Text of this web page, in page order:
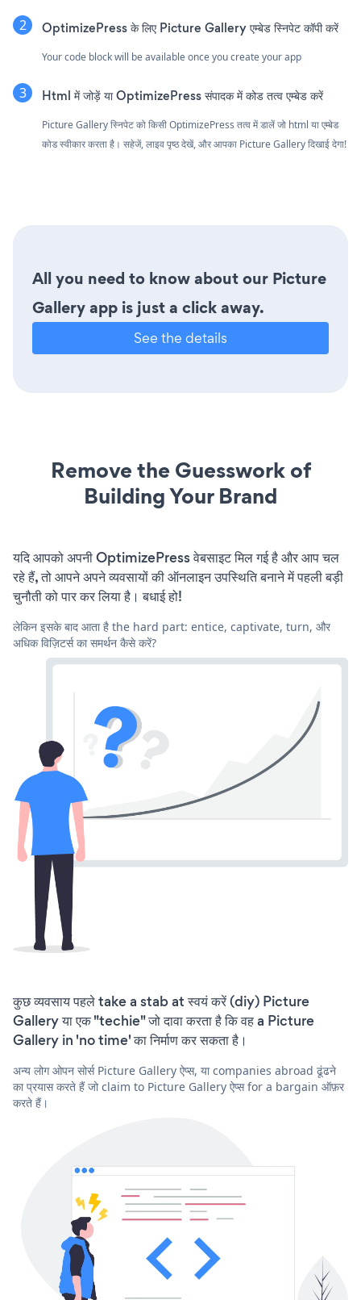
OptimizePress के लिए Picture Gallery एम्बेड स्निपेट कॉपी करें
Your code block will be available once you create your app
Html में जोड़ें या OptimizePress संपादक में कोड तत्व एम्बेड करें
Picture Gallery स्निपेट को किसी OptimizePress तत्व में डालें जो html या एम्बेड
कोड स्वीकार करता है। सहेजें, लाइव पृष्ठ देखें, और आपका Picture Gallery दिखाई देगा!
All you need to know about our Picture
Gallery app is just a click away.
See the details
Remove the Guesswork of
Building Your Brand
यदि आपको अपनी OptimizePress वेबसाइट मिल गई है और आप चल
रहे हैं, तो आपने अपने व्यवसायों की ऑनलाइन उपस्थिति बनाने में पहली बड़ी
चुनौती को पार कर लिया है। बधाई हो!
लेकिन इसके बाद आता है the hard part: entice, captivate, turn, और
अधिक विज़िटर्स का समर्थन कैसे करें?
कुछ व्यवसाय पहले take a stab at स्वयं करें (diy) Picture
Gallery या एक "techie" जो दावा करता है कि वह a Picture
Gallery in 'no time' का निर्माण कर सकता है।
अन्य लोग ओपन सोर्स Picture Gallery ऐप्स, या companies abroad ढूंढने
का प्रयास करते हैं जो claim to Picture Gallery ऐप्स for a bargain ऑफ़र
करते हैं।